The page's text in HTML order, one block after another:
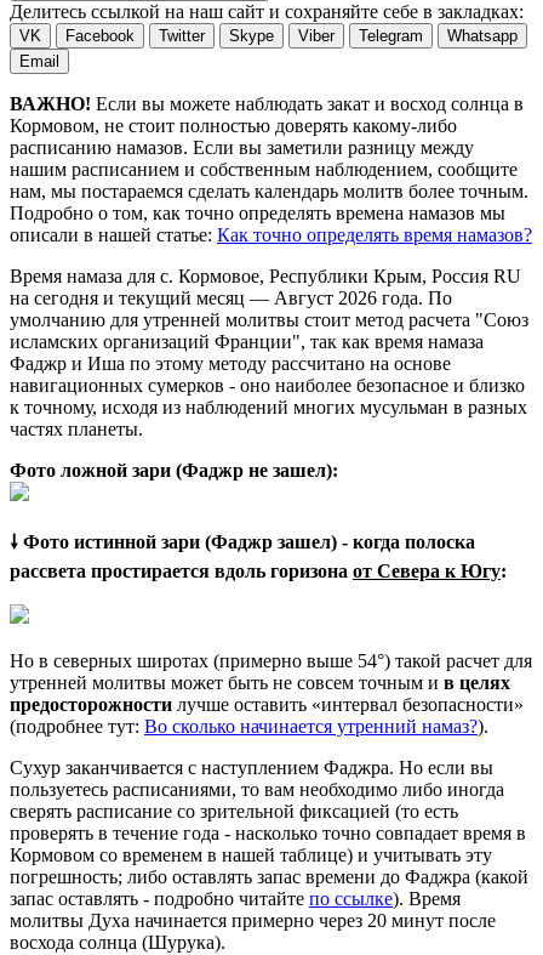
Делитесь ссылкой на наш сайт и сохраняйте себе в закладках:
VK Facebook Twitter Skype Viber Telegram
Whatsapp
Email
ВАЖНО! Если вы можете наблюдать закат и восход солнца в
Кормовом, не стоит полностью доверять какому-либо
расписанию намазов. Если вы заметили разницу между
нашим расписанием и собственным наблюдением, сообщите
нам, мы постараемся сделать календарь молитв более точным.
Подробно о том, как точно определять времена намазов мы
описали в нашей статье: Как точно определять время намазов?
Время намаза для с. Кормовое, Республики Крым, Россия RU
на сегодня и текущий месяц — Август 2026 года. По
умолчанию для утренней молитвы стоит метод расчета "Союз
исламских организаций Франции", так как время намаза
Фаджр и Иша по этому методу рассчитано на основе
навигационных сумерков - оно наиболее безопасное и близко
к точному, исходя из наблюдений многих мусульман в разных
частях планеты.
Фото ложной зари (Фаджр не зашел):
🠗 Фото истинной зари (Фаджр зашел) - когда полоска
рассвета простирается вдоль горизона от Севера к Югу:
Но в северных широтах (примерно выше 54°) такой расчет для
утренней молитвы может быть не совсем точным и в целях
предосторожности лучше оставить «интервал безопасности»
(подробнее тут: Во сколько начинается утренний намаз?).
Сухур заканчивается с наступлением Фаджра. Но если вы
пользуетесь расписаниями, то вам необходимо либо иногда
сверять расписание со зрительной фиксацией (то есть
проверять в течение года - насколько точно совпадает время в
Кормовом со временем в нашей таблице) и учитывать эту
погрешность; либо оставлять запас времени до Фаджра (какой
запас оставлять - подробно читайте по ссылке). Время
молитвы Духа начинается примерно через 20 минут после
восхода солнца (Шурука).